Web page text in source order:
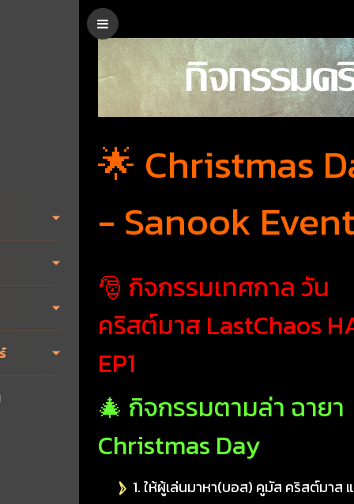
🌟 Christmas
- Sanook
🎅 กิจกรรมเทศกาล วัน
คริสต์มาส LastChaos
EP1
🎄 กิจกรรมตามล่า ฉายา
Christmas Day
1. ให้ผู้เล่นมาหา(บอส) คูมัส คริสต์มาส